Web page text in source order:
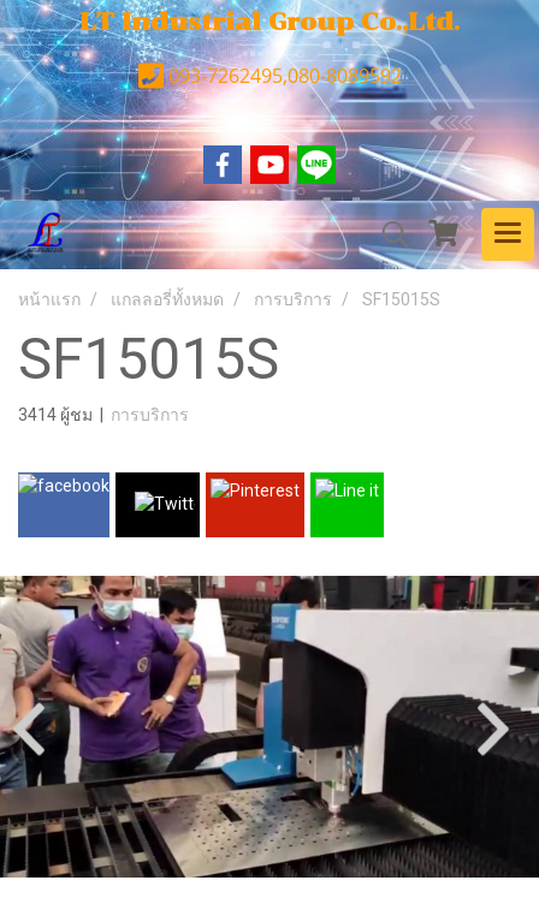
LT Industrial Group Co.,Ltd.
093-7262495,080-8089592
หน้าแรก แกลลอรี่ทั้งหมด การบริการ SF15015S
SF15015S
3414 ผู้ชม การบริการ